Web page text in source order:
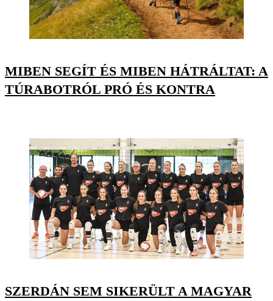
MIBEN SEGÍT ÉS MIBEN HÁTRÁLTAT: A
TÚRABOTRÓL PRÓ ÉS KONTRA
SZERDÁN SEM SIKERÜLT A MAGYAR